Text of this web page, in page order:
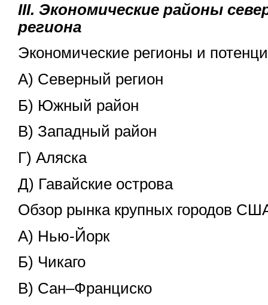
III. Экономические районы
региона
Экономические регионы и
А) Северный регион
Б) Южный район
В) Западный район
Г) Аляска
Д) Гавайские острова
Обзор рынка крупных городов
А) Нью-Йорк
Б) Чикаго
В) Сан–Франциско